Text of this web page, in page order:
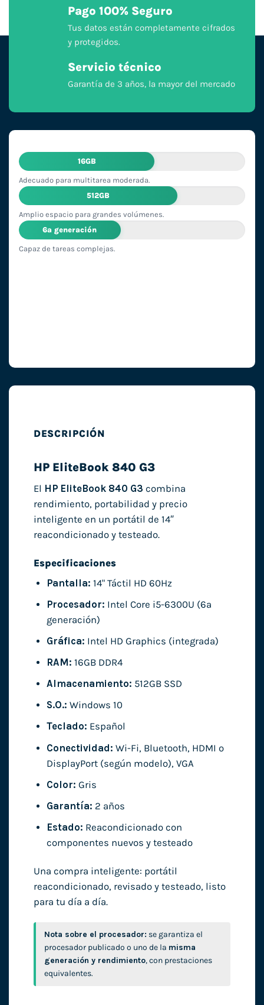
Pago 100% Seguro
Tus datos están completamente cifrados
y protegidos.
Servicio técnico
Garantía de 3 años, la mayor del mercado
16GB
Adecuado para multitarea moderada.
512GB
Amplio espacio para grandes volúmenes.
6ª generación
Capaz de tareas complejas.
DESCRIPCIÓN
HP EliteBook 840 G3
El HP EliteBook 840 G3 combina
rendimiento, portabilidad y precio
inteligente en un portátil de 14″
reacondicionado y testeado.
Especificaciones
Pantalla: 14" Táctil HD 60Hz
Procesador: Intel Core i5-6300U (6ª
generación)
Gráfica: Intel HD Graphics (integrada)
RAM: 16GB DDR4
Almacenamiento: 512GB SSD
S.O.: Windows 10
Teclado: Español
Conectividad: Wi-Fi, Bluetooth, HDMI o
DisplayPort (según modelo), VGA
Color: Gris
Garantía: 2 años
Estado: Reacondicionado con
componentes nuevos y testeado
Una compra inteligente: portátil
reacondicionado, revisado y testeado, listo
para tu día a día.
Nota sobre el procesador: se garantiza el
procesador publicado o uno de la misma
generación y rendimiento, con prestaciones
equivalentes.